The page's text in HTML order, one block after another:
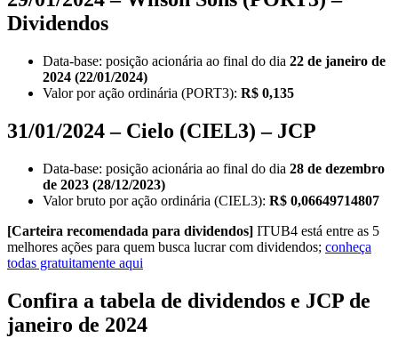
Dividendos
Data-base: posição acionária ao final do dia 22 de janeiro de
2024 (22/01/2024)
Valor por ação ordinária (PORT3): R$ 0,135
31/01/2024 – Cielo (CIEL3) – JCP
Data-base: posição acionária ao final do dia 28 de dezembro
de 2023 (28/12/2023)
Valor bruto por ação ordinária (CIEL3): R$ 0,06649714807
[Carteira recomendada para dividendos] ITUB4 está entre as 5
melhores ações para quem busca lucrar com dividendos; conheça
todas gratuitamente aqui
Confira a tabela de dividendos e JCP de
janeiro de 2024